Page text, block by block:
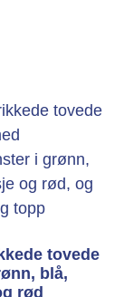
tovede
blå,
rød